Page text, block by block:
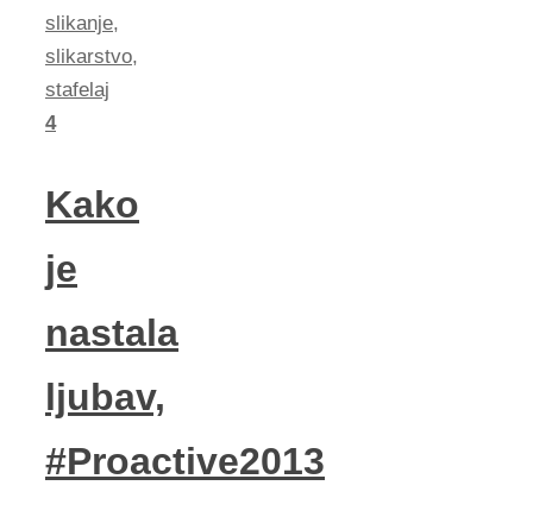
slikanje,
slikarstvo,
stafelaj
4
Kako
je
nastala
ljubav,
#Proactive2013